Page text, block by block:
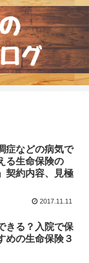
症などの病気で
る生命保険の
契約内容、見極
2017.11.11
きる？入院で保
めの生命保険３